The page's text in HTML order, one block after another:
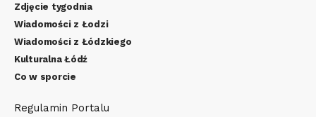
Zdjęcie tygodnia
Wiadomości z Łodzi
Wiadomości z Łódzkiego
Kulturalna Łódź
Co w sporcie
Regulamin Portalu